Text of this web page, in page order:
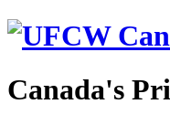
Canada's